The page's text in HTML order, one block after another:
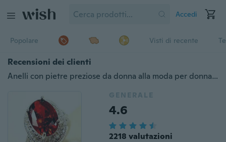
Accedi
Popolare Visti di recente
Recensioni dei clienti
Anelli con pietre preziose da donna alla moda per donna Anelli con rubino a taglio ovale Taglia 6 7 8 9 10
GENERALE
4.6
2218 valutazioni